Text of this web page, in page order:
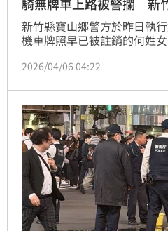
新竹縣寶山鄉警方於昨日執
機車牌照早已被註銷的何姓
角，荒謬行徑全被執勤密錄器
2026/04/06 04:22